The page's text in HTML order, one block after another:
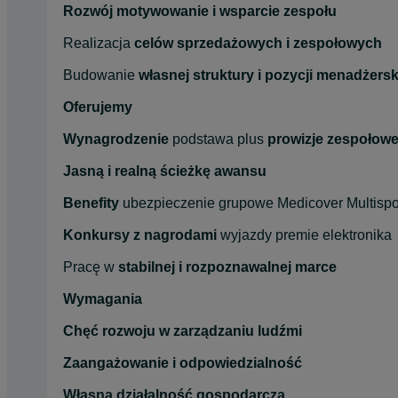
Rozwój motywowanie i wsparcie zespołu
Realizacja celów sprzedażowych i zespołowych
Budowanie własnej struktury i pozycji
Oferujemy
Wynagrodzenie podstawa plus prowizje zespołowe
Jasną i realną ścieżkę awansu
Benefity ubezpieczenie grupowe Medicover
Konkursy z nagrodami wyjazdy premie elektronika
Pracę w stabilnej i rozpoznawalnej marce
Wymagania
Chęć rozwoju w zarządzaniu ludźmi
Zaangażowanie i odpowiedzialność